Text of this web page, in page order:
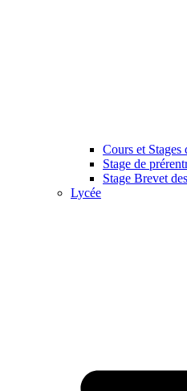
Cours et Stages
Stage de
Stage Brevet
Lycée